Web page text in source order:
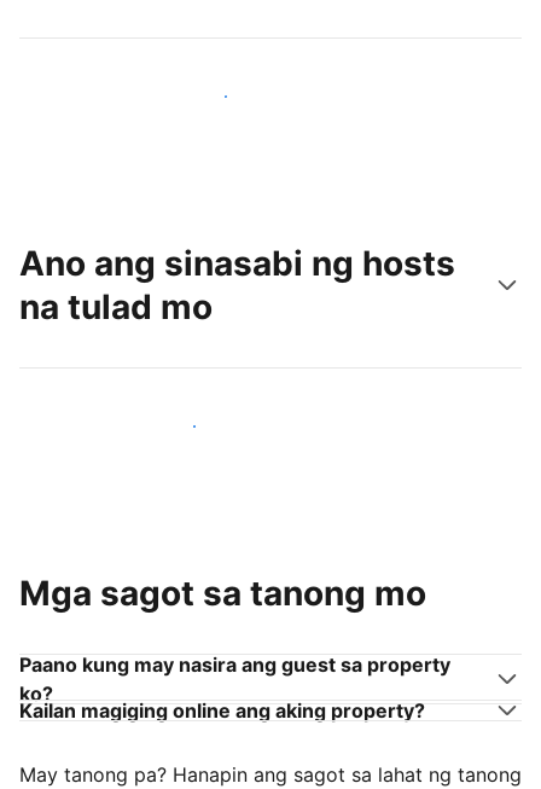
Makaabot ng mga bagong guest ngayon
Ano ang sinasabi ng hosts
na tulad mo
Sumama sa mga host na tulad mo
Mga sagot sa tanong mo
Paano kung may nasira ang guest sa property
ko?
Kailan magiging online ang aking property?
May tanong pa? Hanapin ang sagot sa lahat ng tanong